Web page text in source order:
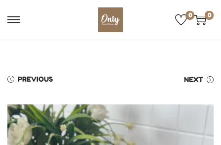
0 0
PREVIOUS NEXT